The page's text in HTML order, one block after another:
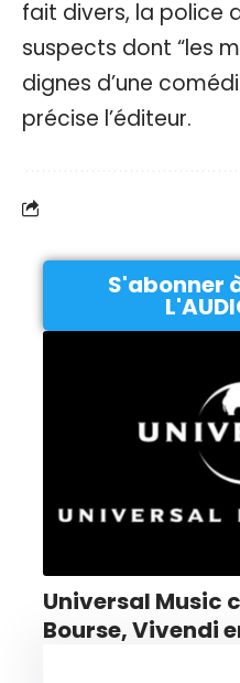
fait divers, la police
suspects dont “les
dignes d’une
précise l’éditeur.
S'abonner à
Universal Music
Bourse, Vivendi